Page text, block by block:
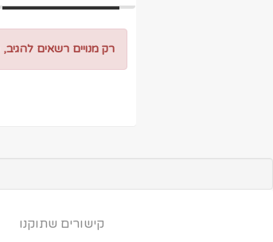
רק מנויים רשאים להגיב,
קישורים שתוקנו